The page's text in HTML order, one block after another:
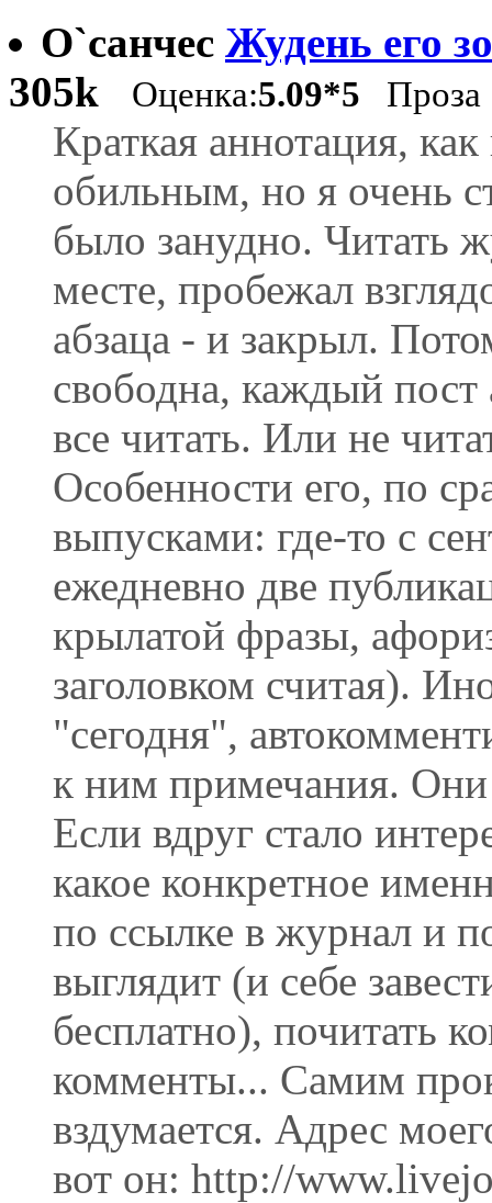
О`санчес Жудень его
305k
Оценка:5.09*5 Проза
Краткая аннотация,
обильным, но я очень
было занудно. Читать
месте, пробежал
абзаца - и закрыл.
свободна, каждый
все читать. Или не
Особенности его, по
выпусками: где-то с
ежедневно две
крылатой фразы,
заголовком считая).
"сегодня",
к ним примечания. Они
Если вдруг стало
какое конкретное
по ссылке в журнал и
выглядит (и себе
бесплатно), почитать
комменты... Самим
вздумается. Адрес
вот он: http://